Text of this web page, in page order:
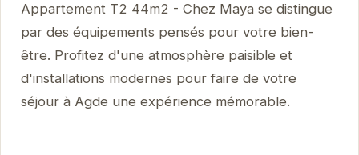
Appartement T2 44m2 - Chez Maya se distingue
par des équipements pensés pour votre bien-
être. Profitez d'une atmosphère paisible et
d'installations modernes pour faire de votre
séjour à Agde une expérience mémorable.